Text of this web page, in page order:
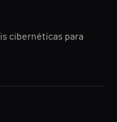
cibernéticas para